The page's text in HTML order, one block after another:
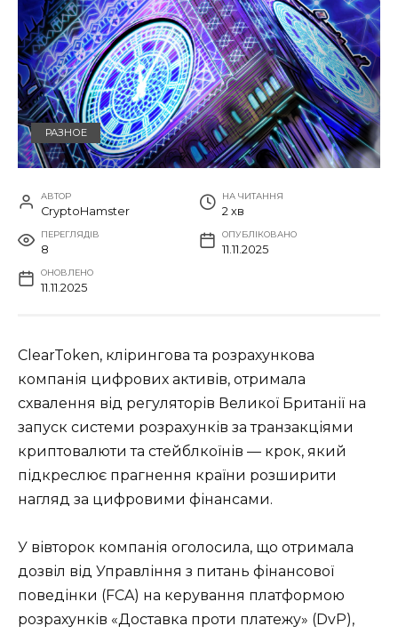
РАЗНОЕ
АВТОР
CryptoHamster
НА ЧИТАННЯ
2 хв
ПЕРЕГЛЯДІВ
8
ОПУБЛІКОВАНО
11.11.2025
ОНОВЛЕНО
11.11.2025
ClearToken, клірингова та розрахункова
компанія цифрових активів, отримала
схвалення від регуляторів Великої Британії на
запуск системи розрахунків за транзакціями
криптовалюти та стейблкоїнів — крок, який
підкреслює прагнення країни розширити
нагляд за цифровими фінансами.
У вівторок компанія оголосила, що отримала
дозвіл від Управління з питань фінансової
поведінки (FCA) на керування платформою
розрахунків «Доставка проти платежу» (DvP),